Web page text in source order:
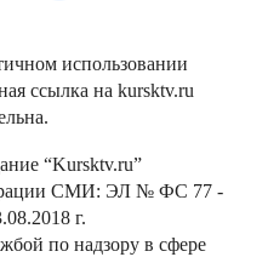
использовании
ссылка на kursktv.ru
“Kursktv.ru”
СМИ: ЭЛ № ФС 77 -
г.
по надзору в сфере